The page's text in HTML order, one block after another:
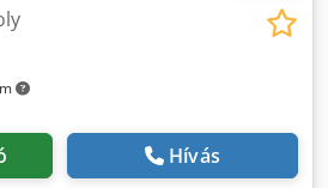
Hívás